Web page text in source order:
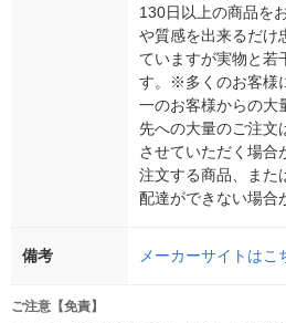
130日以上の商品を
や質感を出来るだけ
ていますが実物と若
す。※多くのお客様
一のお客様からの大
先への大量のご注文
させていただく場
注文する商品、また
配達ができない場合
備考 メーカーサイトはこ
ご注意【免責】